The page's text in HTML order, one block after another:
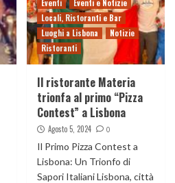
Eventi
Eventi e Notizie
Locali, Ristoranti e Bar
Luoghi a Lisbona
Notizie
Ristoranti
Il ristorante Materia
trionfa al primo “Pizza
Contest” a Lisbona
Agosto 5, 2024 0
Il Primo Pizza Contest a
Lisbona: Un Trionfo di
Sapori Italiani Lisbona, città